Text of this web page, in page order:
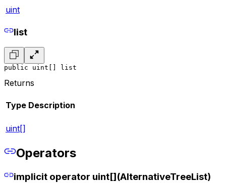
uint
list
public uint[] list
Returns
Type Description
uint[]
Operators
implicit operator uint[](AlternativeTreeList)